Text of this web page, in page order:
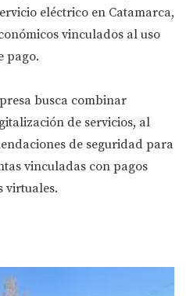
eléctrico en Catamarca,
vinculados al uso
pago.
busca combinar
de servicios, al
de seguridad para
vinculadas con pagos
virtuales.